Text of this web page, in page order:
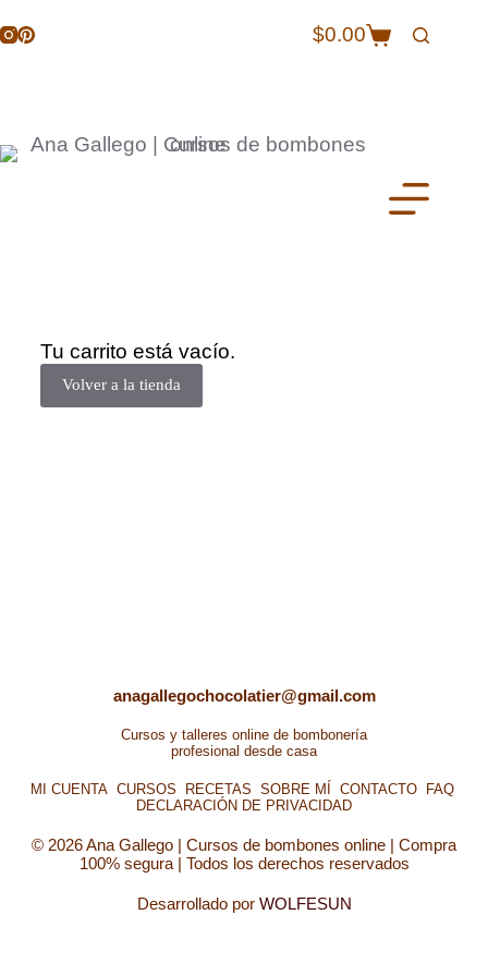
$0.00
Tu carrito está vacío.
Volver a la tienda
anagallegochocolatier@gmail.com
Cursos y talleres online de bombonería
profesional desde casa
MI CUENTA CURSOS RECETAS SOBRE MÍ CONTACTO
FAQ
DECLARACIÓN DE PRIVACIDAD
© 2026 Ana Gallego | Cursos de bombones online | Compra
100% segura | Todos los derechos reservados
Desarrollado por WOLFESUN